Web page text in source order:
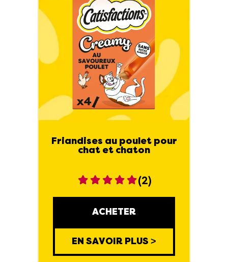
Friandises au poulet pour
chat et chaton
(2)
ACHETER
EN SAVOIR PLUS >